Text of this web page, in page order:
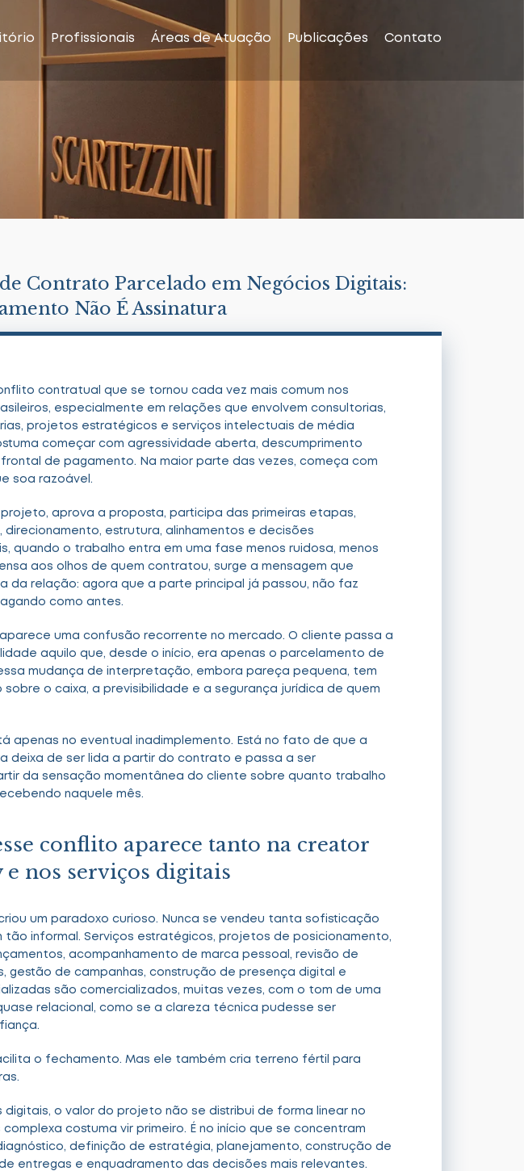
Profissionais Áreas de Atuação Publicações Contato
Contrato Parcelado em Negócios Digitais:
Não É Assinatura
contratual que se tornou cada vez mais comum nos
especialmente em relações que envolvem consultorias,
projetos estratégicos e serviços intelectuais de média
começar com agressividade aberta, descumprimento
de pagamento. Na maior parte das vezes, começa com
soa razoável.
aprova a proposta, participa das primeiras etapas,
direcionamento, estrutura, alinhamentos e decisões
quando o trabalho entra em uma fase menos ruidosa, menos
aos olhos de quem contratou, surge a mensagem que
da relação: agora que a parte principal já passou, não faz
como antes.
uma confusão recorrente no mercado. O cliente passa a
aquilo que, desde o início, era apenas o parcelamento de
mudança de interpretação, embora pareça pequena, tem
o caixa, a previsibilidade e a segurança jurídica de quem
apenas no eventual inadimplemento. Está no fato de que a
deixa de ser lida a partir do contrato e passa a ser
da sensação momentânea do cliente sobre quanto trabalho
naquele mês.
conflito aparece tanto na creator
e nos serviços digitais
um paradoxo curioso. Nunca se vendeu tanta sofisticação
tão informal. Serviços estratégicos, projetos de posicionamento,
acompanhamento de marca pessoal, revisão de
gestão de campanhas, construção de presença digital e
são comercializados, muitas vezes, com o tom de uma
relacional, como se a clareza técnica pudesse ser
o fechamento. Mas ele também cria terreno fértil para
digitais, o valor do projeto não se distribui de forma linear no
costuma vir primeiro. É no início que se concentram
definição de estratégia, planejamento, construção de
entregas e enquadramento das decisões mais relevantes.